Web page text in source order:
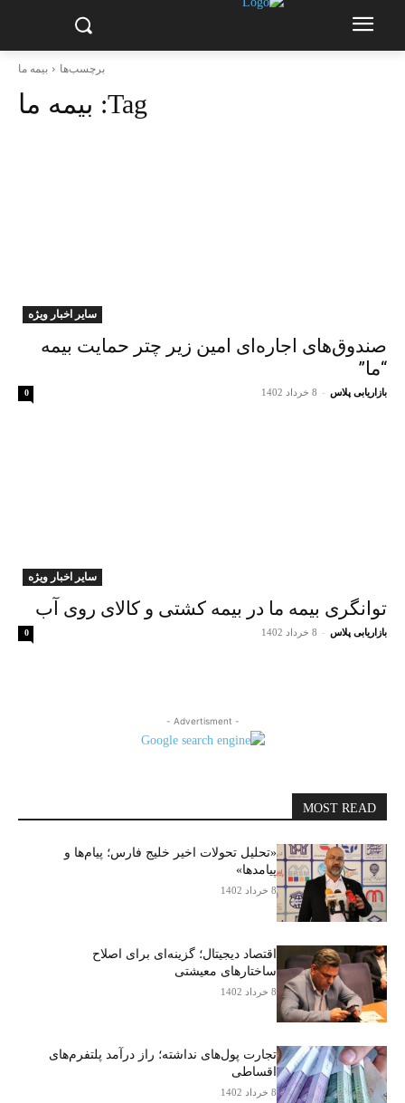
برچسب‌ها بیمه ما
Tag: بیمه ما
سایر اخبار ویژه
صندوق‌های اجاره‌ای امین زیر چتر حمایت بیمه
“ما”
بازاریابی پلاس - 8 خرداد 1402 0
سایر اخبار ویژه
توانگری بیمه ما در بیمه کشتی و کالای روی آب
بازاریابی پلاس - 8 خرداد 1402 0
- Advertisment -
MOST READ
«تحلیل تحولات اخیر خلیج فارس؛ پیام‌ها و
پیامدها»
8 خرداد 1402
اقتصاد دیجیتال؛ گزینه‌ای برای اصلاح
ساختارهای معیشتی
8 خرداد 1402
تجارت پول‌های نداشته؛ راز درآمد پلتفرم‌های
اقساطی
8 خرداد 1402